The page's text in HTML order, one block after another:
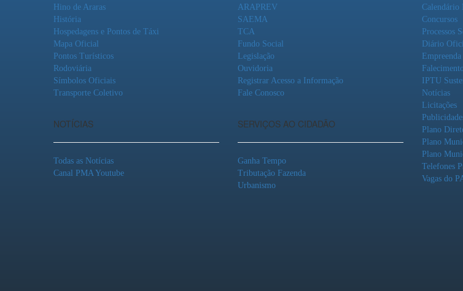
Hino de Araras
História
Hospedagens e Pontos de Táxi
Mapa Oficial
Pontos Turísticos
Rodoviária
Símbolos Oficiais
Transporte Coletivo
NOTÍCIAS
Todas as Notícias
Canal PMA Youtube
ARAPREV
SAEMA
TCA
Fundo Social
Legislação
Ouvidoria
Registrar Acesso a Informação
Fale Conosco
SERVIÇOS AO CIDADÃO
Ganha Tempo
Tributação Fazenda
Urbanismo
Calendário
Concursos
Processos
Diário
Empreenda
IPTU
Notícias
Licitações
Plano
Plano
Plano
Telefones
Vagas do